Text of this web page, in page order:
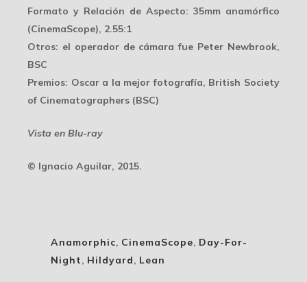
Formato y Relación de Aspecto: 35mm anamórfico
(CinemaScope), 2.55:1
Otros: el operador de cámara fue Peter Newbrook,
BSC
Premios: Oscar a la mejor fotografía, British Society
of Cinematographers (BSC)
Vista en Blu-ray
© Ignacio Aguilar, 2015.
Anamorphic, CinemaScope, Day-For-
Night, Hildyard, Lean